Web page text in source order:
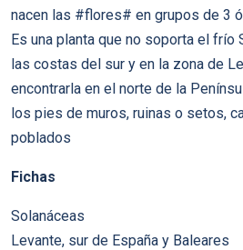
nacen las #flores# en grupos de 3
Es una planta que no soporta el frío
las costas del sur y en la zona de
encontrarla en el norte de la
los pies de muros, ruinas o setos,
poblados
Fichas
Solanáceas
Levante, sur de España y Baleares